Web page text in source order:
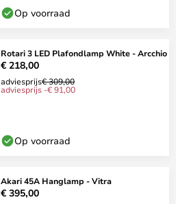
Op voorraad
Rotari 3 LED Plafondlamp White - Arcchio
€ 218,00
adviesprijs€ 309,00
adviesprijs -€ 91,00
Op voorraad
Akari 45A Hanglamp - Vitra
€ 395,00